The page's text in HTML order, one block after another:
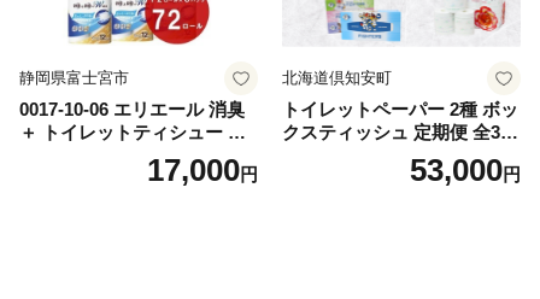
静岡県富士宮市
0017-10-06 エリエール 消臭
＋ トイレットティシュー し
っかり香るフレッシュクリア
の香り ダブル 12ロール×6パ
17,000円
北海道倶知安町
トイレットペーパー 2種 ボッ
クスティッシュ 定期便 全3
回 日本製 まとめ買い 防災
常備品 日用雑貨 消耗品 生活
53,000円